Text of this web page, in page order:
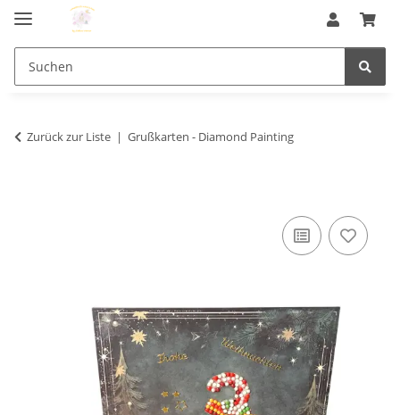
Zurück zur Liste Grußkarten - Diamond Painting